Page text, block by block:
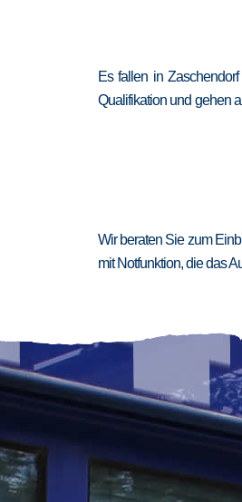
Es fallen in
Qualifikation und gehen
Wir beraten Sie zum
mit Notfunktion, die das